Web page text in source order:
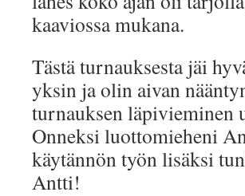
kaaviossa mukana.
Tästä turnauksesta jäi
yksin ja olin aivan
turnauksen läpivieminen
Onneksi luottomieheni
käytännön työn lisäksi
Antti!